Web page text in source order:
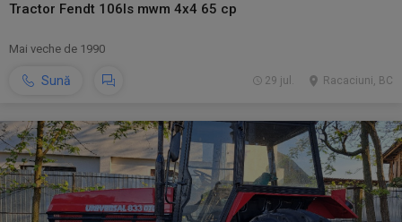
Tractor Fendt 106ls mwm 4x4 65 cp
Mai veche de 1990
Sună Racaciuni, BC
29 jul.